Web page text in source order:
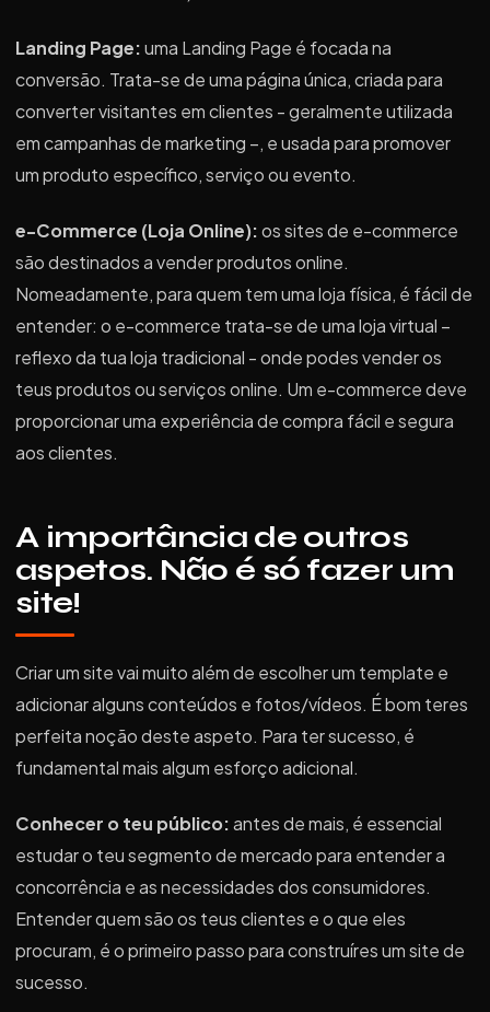
Landing Page:uma Landing Page é focada na
conversão. Trata-se de uma página única, criada para
converter visitantes em clientes - geralmente utilizada
em campanhas de marketing –, e usada para promover
um produto específico, serviço ou evento.
e-Commerce (Loja Online):os sites de e-commerce
são destinados a vender produtos online.
Nomeadamente, para quem tem uma loja física, é fácil de
entender: o e-commerce trata-se de uma loja virtual –
reflexo da tua loja tradicional - onde podes vender os
teus produtos ou serviços online. Um e-commerce deve
proporcionar uma experiência de compra fácil e segura
aos clientes.
A importância de outros
aspetos. Não é só fazer um
site!
Criar um site vai muito além de escolher um template e
adicionar alguns conteúdos e fotos/vídeos. É bom teres
perfeita noção deste aspeto. Para ter sucesso, é
fundamental mais algum esforço adicional.
Conhecer o teu público:antes de mais, é essencial
estudar o teu segmento de mercado para entender a
concorrência e as necessidades dos consumidores.
Entender quem são os teus clientes e o que eles
procuram, é o primeiro passo para construíres um site de
sucesso.